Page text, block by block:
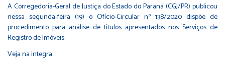
A Corregedoria-Geral de Justiça do Estado do Paraná (CGJ/PR) publicou
nessa segunda-feira (19) o Ofício-Circular nº 138/2020 dispõe de
procedimento para análise de títulos apresentados nos Serviços de
Registro de Imóveis.
Veja na íntegra: